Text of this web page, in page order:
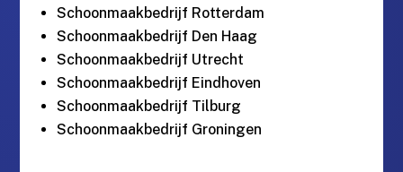
Schoonmaakbedrijf Rotterdam
Schoonmaakbedrijf Den Haag
Schoonmaakbedrijf Utrecht
Schoonmaakbedrijf Eindhoven
Schoonmaakbedrijf Tilburg
Schoonmaakbedrijf Groningen